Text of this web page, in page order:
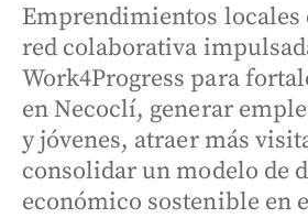
Emprendimientos locales
red colaborativa
Work4Progress para
en Necoclí, generar
y jóvenes, atraer más
consolidar un modelo de
económico sostenible en